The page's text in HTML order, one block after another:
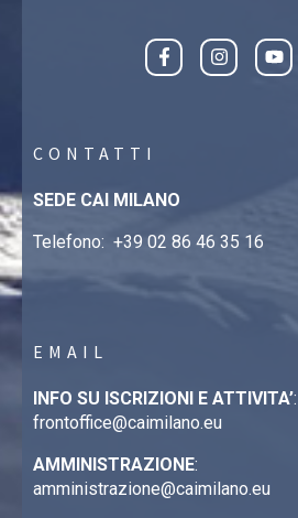
CONTATTI
SEDE CAI MILANO
Telefono: +39 02 86 46 35 16
EMAIL
INFO SU ISCRIZIONI E ATTIVITA’:
frontoffice@caimilano.eu
AMMINISTRAZIONE:
amministrazione@caimilano.eu